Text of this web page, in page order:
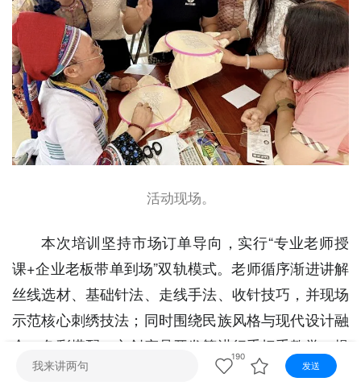
视听
视频快刷 视频点播 阿文工作室 文山新闻
壮语节目 苗语节目 瑶语节目
活动现场。
本次培训坚持市场订单导向，实行“专业老师授
课+企业老板带单到场”双轨模式。老师循序渐进讲解
丝线选材、基础针法、走线手法、收针技巧，并现场
示范核心刺绣技法；同时围绕民族风格与现代设计融
合、色彩搭配、文创产品开发等进行手把手教学，提
升绣品美观度与市场价值。企业负责人携订单到场，
190
发送